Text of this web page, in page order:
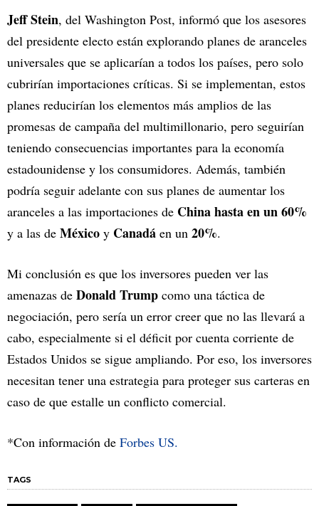
Jeff Stein, del Washington Post, informó que los asesores
del presidente electo están explorando planes de aranceles
universales que se aplicarían a todos los países, pero solo
cubrirían importaciones críticas. Si se implementan, estos
planes reducirían los elementos más amplios de las
promesas de campaña del multimillonario, pero seguirían
teniendo consecuencias importantes para la economía
estadounidense y los consumidores. Además, también
podría seguir adelante con sus planes de aumentar los
aranceles a las importaciones de China hasta en un 60%
y a las de México y Canadá en un 20%.
Mi conclusión es que los inversores pueden ver las
amenazas de Donald Trump como una táctica de
negociación, pero sería un error creer que no las llevará a
cabo, especialmente si el déficit por cuenta corriente de
Estados Unidos se sigue ampliando. Por eso, los inversores
necesitan tener una estrategia para proteger sus carteras en
caso de que estalle un conflicto comercial.
*Con información de Forbes US.
TAGS